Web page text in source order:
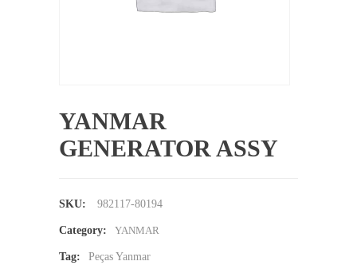
YANMAR
GENERATOR ASSY
SKU: 982117-80194
Category: YANMAR
Tag: Peças Yanmar